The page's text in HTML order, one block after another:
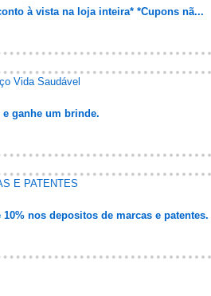
à vista na loja inteira* *Cupons nã...
Vida Saudável
ganhe um brinde.
E PATENTES
nos depositos de marcas e patentes.